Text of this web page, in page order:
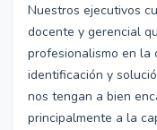
Nuestros ejecutivos
docente y gerencial
profesionalismo en la
identificación y
nos tengan a bien
principalmente a la